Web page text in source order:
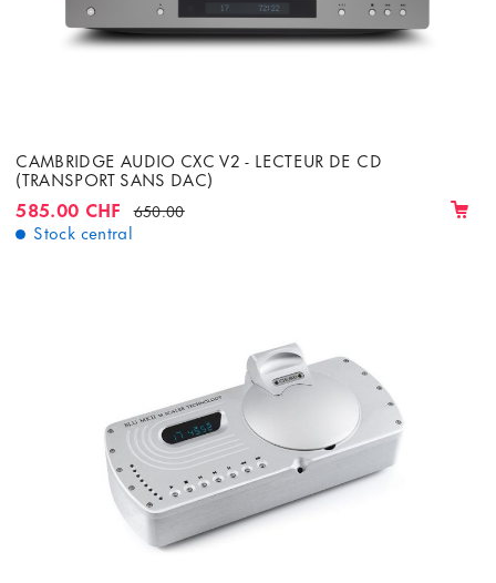
CAMBRIDGE AUDIO CXC V2 - LECTEUR DE CD
(TRANSPORT SANS DAC)
585.00 CHF 650.00
Stock central